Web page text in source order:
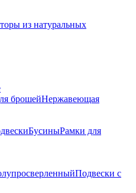
из натуральных
брошейНержавеющая
БусиныРамки для
Подвески с